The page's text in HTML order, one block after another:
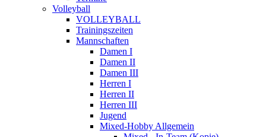
Volleyball
VOLLEYBALL
Trainingszeiten
Mannschaften
Damen I
Damen II
Damen III
Herren I
Herren II
Herren III
Jugend
Mixed-Hobby Allgemein